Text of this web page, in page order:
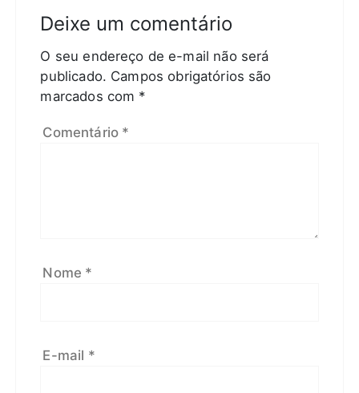
Deixe um comentário
O seu endereço de e-mail não será
publicado. Campos obrigatórios são
marcados com *
Comentário *
Nome *
E-mail *